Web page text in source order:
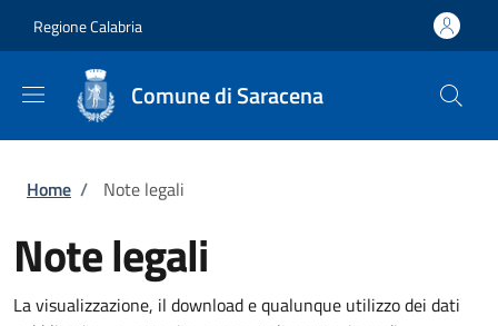
Regione Calabria
Comune di Saracena
Briciole di pane
Home / Note legali
Note legali
La visualizzazione, il download e qualunque utilizzo dei dati